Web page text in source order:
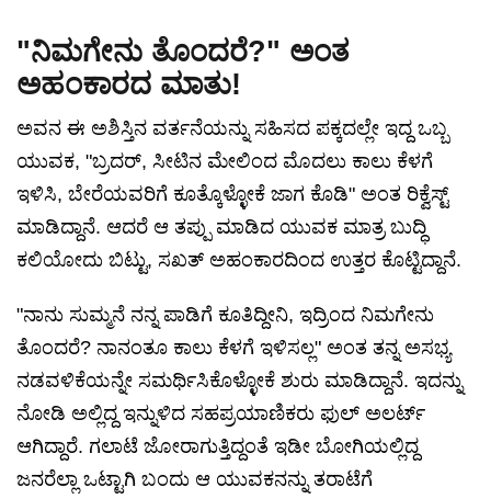
"ನಿಮಗೇನು ತೊಂದರೆ?" ಅಂತ
ಅಹಂಕಾರದ ಮಾತು!
ಅವನ ಈ ಅಶಿಸ್ತಿನ ವರ್ತನೆಯನ್ನು ಸಹಿಸದ ಪಕ್ಕದಲ್ಲೇ ಇದ್ದ ಒಬ್ಬ
ಯುವಕ, "ಬ್ರದರ್, ಸೀಟಿನ ಮೇಲಿಂದ ಮೊದಲು ಕಾಲು ಕೆಳಗೆ
ಇಳಿಸಿ, ಬೇರೆಯವರಿಗೆ ಕೂತ್ಕೊಳ್ಳೋಕೆ ಜಾಗ ಕೊಡಿ" ಅಂತ ರಿಕ್ವೆಸ್ಟ್
ಮಾಡಿದ್ದಾನೆ. ಆದರೆ ಆ ತಪ್ಪು ಮಾಡಿದ ಯುವಕ ಮಾತ್ರ ಬುದ್ಧಿ
ಕಲಿಯೋದು ಬಿಟ್ಟು, ಸಖತ್ ಅಹಂಕಾರದಿಂದ ಉತ್ತರ ಕೊಟ್ಟಿದ್ದಾನೆ.
"ನಾನು ಸುಮ್ಮನೆ ನನ್ನ ಪಾಡಿಗೆ ಕೂತಿದ್ದೀನಿ, ಇದ್ರಿಂದ ನಿಮಗೇನು
ತೊಂದರೆ? ನಾನಂತೂ ಕಾಲು ಕೆಳಗೆ ಇಳಿಸಲ್ಲ" ಅಂತ ತನ್ನ ಅಸಭ್ಯ
ನಡವಳಿಕೆಯನ್ನೇ ಸಮರ್ಥಿಸಿಕೊಳ್ಳೋಕೆ ಶುರು ಮಾಡಿದ್ದಾನೆ. ಇದನ್ನು
ನೋಡಿ ಅಲ್ಲಿದ್ದ ಇನ್ನುಳಿದ ಸಹಪ್ರಯಾಣಿಕರು ಫುಲ್ ಅಲರ್ಟ್
ಆಗಿದ್ದಾರೆ. ಗಲಾಟೆ ಜೋರಾಗುತ್ತಿದ್ದಂತೆ ಇಡೀ ಬೋಗಿಯಲ್ಲಿದ್ದ
ಜನರೆಲ್ಲಾ ಒಟ್ಟಾಗಿ ಬಂದು ಆ ಯುವಕನನ್ನು ತರಾಟೆಗೆ